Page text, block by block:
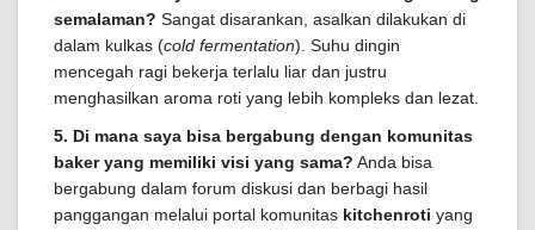
semalaman? Sangat disarankan, asalkan dilakukan di
dalam kulkas (cold fermentation). Suhu dingin
mencegah ragi bekerja terlalu liar dan justru
menghasilkan aroma roti yang lebih kompleks dan lezat.
5. Di mana saya bisa bergabung dengan komunitas
baker yang memiliki visi yang sama? Anda bisa
bergabung dalam forum diskusi dan berbagi hasil
panggangan melalui portal komunitas kitchenroti yang